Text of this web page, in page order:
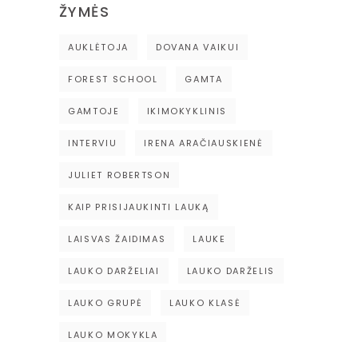
ŽYMĖS
AUKLĖTOJA DOVANA VAIKUI
FOREST SCHOOL GAMTA
GAMTOJE IKIMOKYKLINIS
INTERVIU IRENA ARAČIAUSKIENĖ
JULIET ROBERTSON
KAIP PRISIJAUKINTI LAUKĄ
LAISVAS ŽAIDIMAS LAUKE
LAUKO DARŽELIAI LAUKO DARŽELIS
LAUKO GRUPĖ LAUKO KLASĖ
LAUKO MOKYKLA